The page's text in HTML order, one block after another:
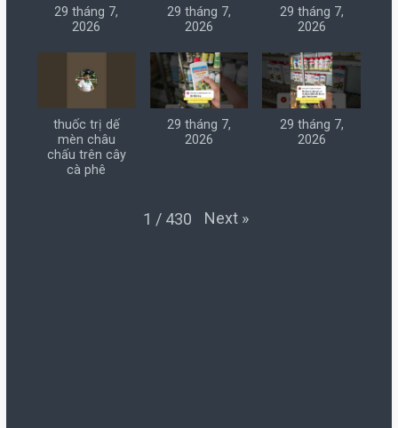
29 tháng 7,
2026
29 tháng 7,
2026
29 tháng 7,
2026
thuốc trị dế
mèn châu
chấu trên cây
cà phê
29 tháng 7,
2026
29 tháng 7,
2026
1 / 430 Next »